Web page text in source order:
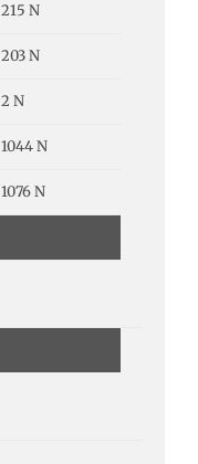
215 N
203 N
2 N
1044 N
1076 N